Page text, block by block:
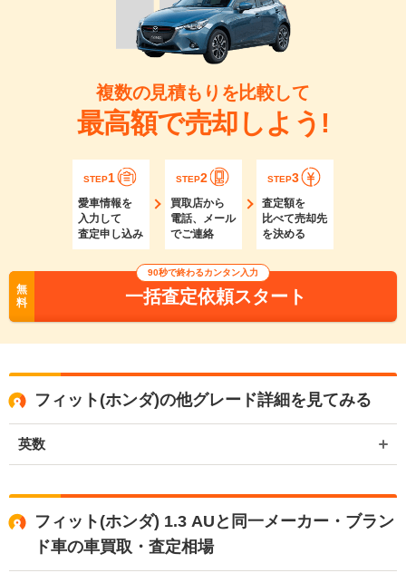
複数の見積もりを比較して
最高額で売却しよう!
STEP1
愛車情報を
入力して
査定申し込み
STEP2
買取店から
電話、メール
でご連絡
STEP3
査定額を
比べて売却先
を決める
無
料
90秒で終わるカンタン入力
一括査定依頼スタート
フィット(ホンダ)の他グレード詳細を見てみる
英数
フィット(ホンダ) 1.3 AUと同一メーカー・ブラン
ド車の車買取・査定相場